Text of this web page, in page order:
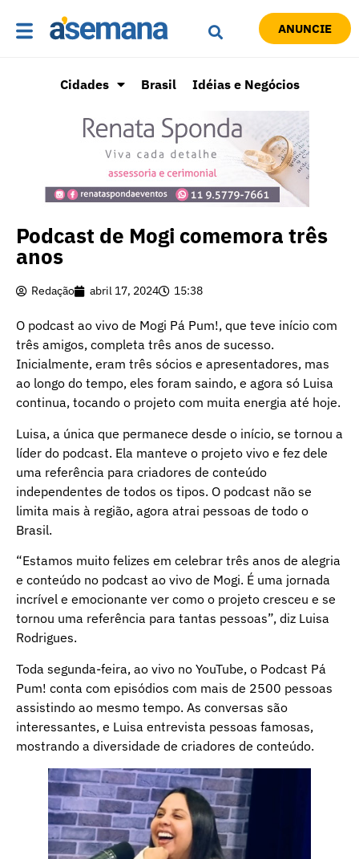
ANUNCIE
Cidades Brasil Idéias e Negócios
Podcast de Mogi comemora três
anos
Redação abril 17, 2024 15:38
O podcast ao vivo de Mogi Pá Pum!, que teve início com
três amigos, completa três anos de sucesso.
Inicialmente, eram três sócios e apresentadores, mas
ao longo do tempo, eles foram saindo, e agora só Luisa
continua, tocando o projeto com muita energia até hoje.
Luisa, a única que permanece desde o início, se tornou a
líder do podcast. Ela manteve o projeto vivo e fez dele
uma referência para criadores de conteúdo
independentes de todos os tipos. O podcast não se
limita mais à região, agora atrai pessoas de todo o
Brasil.
“Estamos muito felizes em celebrar três anos de alegria
e conteúdo no podcast ao vivo de Mogi. É uma jornada
incrível e emocionante ver como o projeto cresceu e se
tornou uma referência para tantas pessoas”, diz Luisa
Rodrigues.
Toda segunda-feira, ao vivo no YouTube, o Podcast Pá
Pum! conta com episódios com mais de 2500 pessoas
assistindo ao mesmo tempo. As conversas são
interessantes, e Luisa entrevista pessoas famosas,
mostrando a diversidade de criadores de conteúdo.